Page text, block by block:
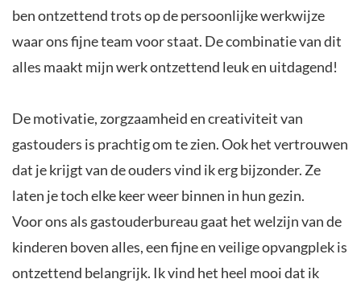
ben ontzettend trots op de persoonlijke werkwijze
waar ons fijne team voor staat. De combinatie van dit
alles maakt mijn werk ontzettend leuk en uitdagend!
De motivatie, zorgzaamheid en creativiteit van
gastouders is prachtig om te zien. Ook het vertrouwen
dat je krijgt van de ouders vind ik erg bijzonder. Ze
laten je toch elke keer weer binnen in hun gezin.
Voor ons als gastouderbureau gaat het welzijn van de
kinderen boven alles, een fijne en veilige opvangplek is
ontzettend belangrijk. Ik vind het heel mooi dat ik